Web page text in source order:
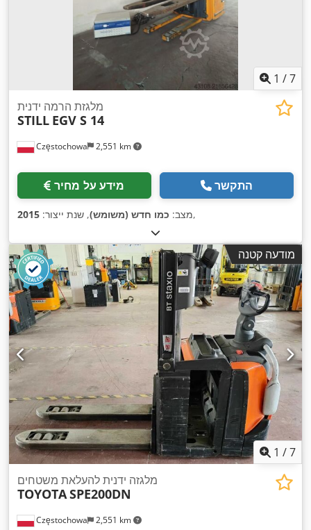
1 /7
Częstochowa 2,551 km
מלגזת הרמה ידנית
STILL EGV S 14
מידע על מחיר התקשר
מצב: כמו חדש (משומש), שנת ייצור: 2015 ,
מודעה קטנה
1 /7
Częstochowa 2,551 km
מלגזה ידנית להעלאת משטחים
TOYOTASPE200DN